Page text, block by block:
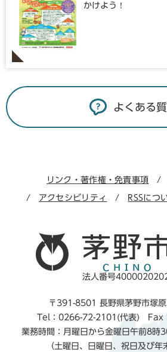
かけよう！
よくある
リンク・著作権・免責事項
アクセシビリティ RSSにつ
法人番号
〒391-8501 長野県茅野市塚
Tel：0266-72-2101(代表) Fax
業務時間：月曜日から金曜日午前8時
（土曜日、日曜日、祝日及び年